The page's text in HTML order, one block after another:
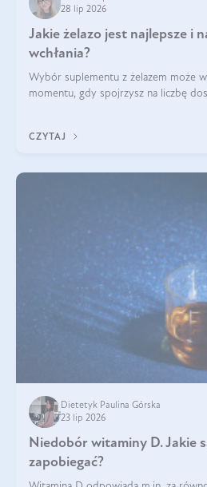
28 lip 2026
Jakie żelazo jest najlepsze i
wchłania?
Wybór suplementu z żelazem może
momentu, gdy spojrzysz na liczbę
zawierać suplement?
CZYTAJ
Dietetyk Paulina Górska
23 lip 2026
Niedobór witaminy D. Jakie
zapobiegać?